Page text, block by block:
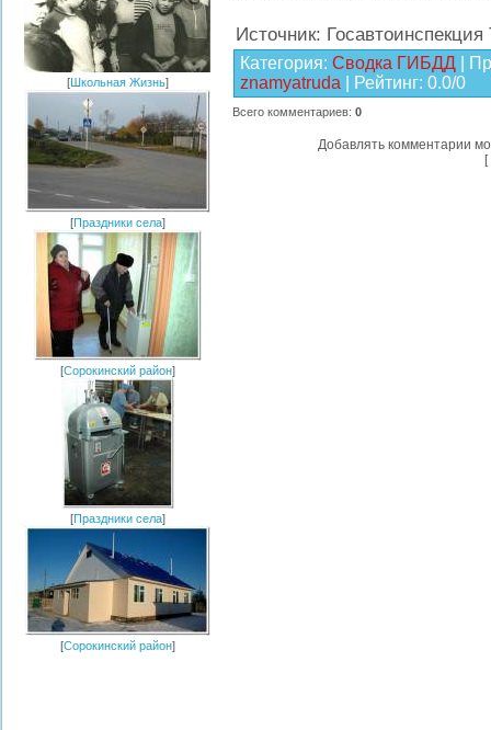
[Школьная Жизнь]
[Праздники села]
[Сорокинский район]
[Праздники села]
[Сорокинский район]
Источник:
Категория: Сводка ГИБДД
znamyatruda
Рейтинг: 0.0/0
Всего комментариев: 0
Добавлять комментарии
[